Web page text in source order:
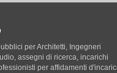
per Architetti, Ingegneri
assegni di ricerca, incarichi
per affidamenti